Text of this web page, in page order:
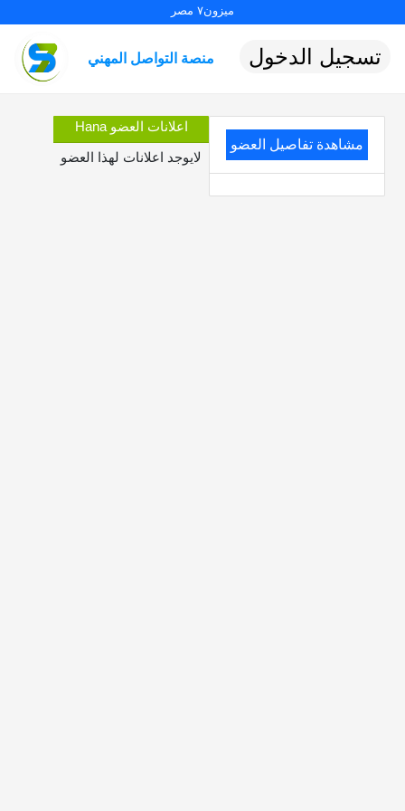
ميزون٧ مصر
منصة التواصل المهني تسجيل الدخول
مشاهدة تفاصيل العضو
اعلانات العضو Hana
لايوجد اعلانات لهذا العضو